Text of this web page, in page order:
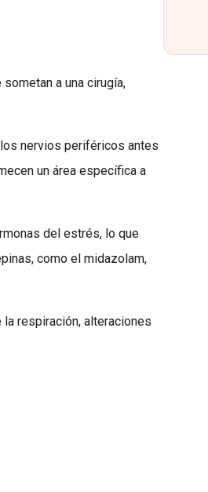
a una cirugía,
nervios periféricos antes
un área específica a
del estrés, lo que
como el midazolam,
respiración, alteraciones